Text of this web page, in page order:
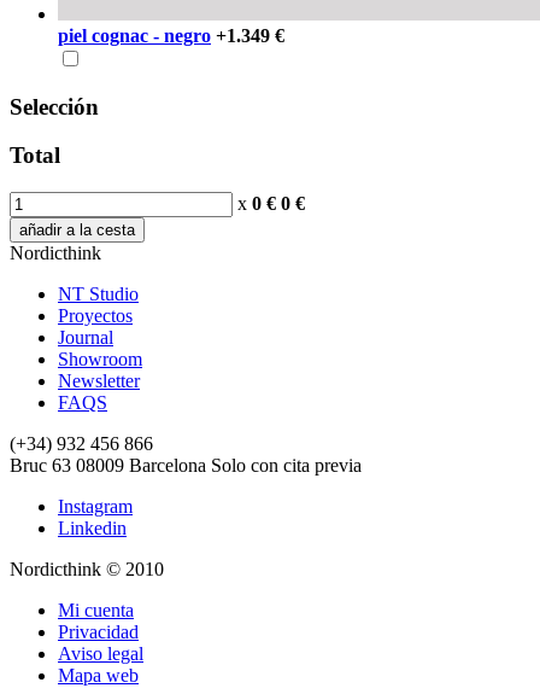
piel cognac - negro +1.349 €
Selección
Total
x 0 € 0 €
añadir a la cesta
Nordicthink
NT Studio
Proyectos
Journal
Showroom
Newsletter
FAQS
(+34) 932 456 866
Bruc 63 08009 Barcelona Solo con cita previa
Instagram
Linkedin
Nordicthink © 2010
Mi cuenta
Privacidad
Aviso legal
Mapa web